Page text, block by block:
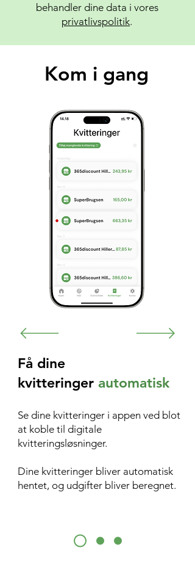
behandler dine data i vores
privatlivspolitik.
Kom i gang
Få dine
kvitteringer automatisk
Se dine kvitteringer i appen ved blot
at koble til digitale
kvitteringsløsninger.
Dine kvitteringer bliver automatisk
hentet, og udgifter bliver beregnet.